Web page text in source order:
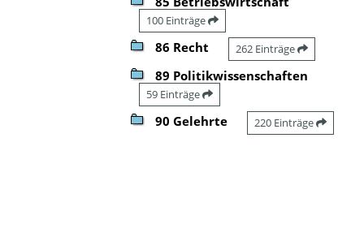
100 Einträge
86 Recht 262 Einträge
89 Politikwissenschaften
59 Einträge
90 Gelehrte 220 Einträge